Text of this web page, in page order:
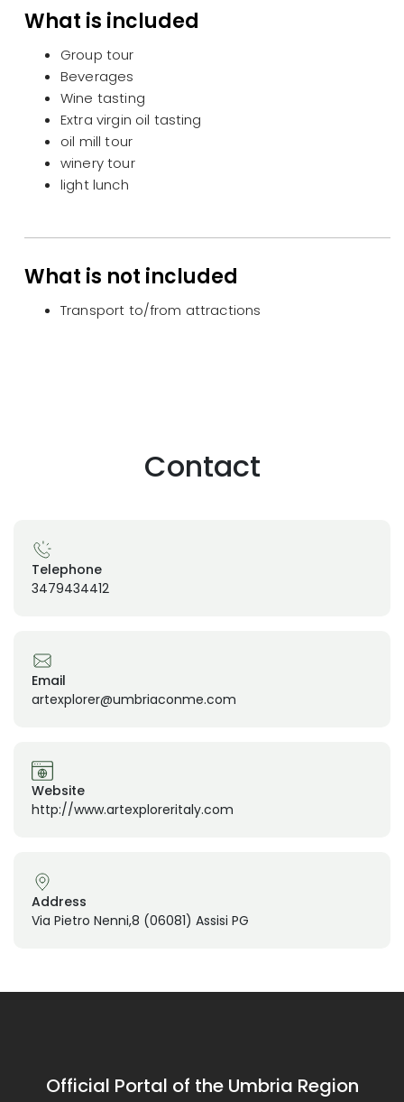
What is included
Group tour
Beverages
Wine tasting
Extra virgin oil tasting
oil mill tour
winery tour
light lunch
What is not included
Transport to/from attractions
Contact
Telephone
3479434412
Email
artexplorer@umbriaconme.com
Website
http://www.artexploreritaly.com
Address
Via Pietro Nenni,8 (06081) Assisi PG
Official Portal of the Umbria Region